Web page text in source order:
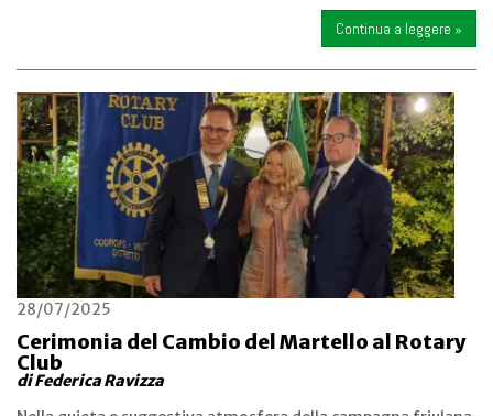
Continua a leggere »
28/07/2025
Cerimonia del Cambio del Martello al Rotary
Club
di Federica Ravizza